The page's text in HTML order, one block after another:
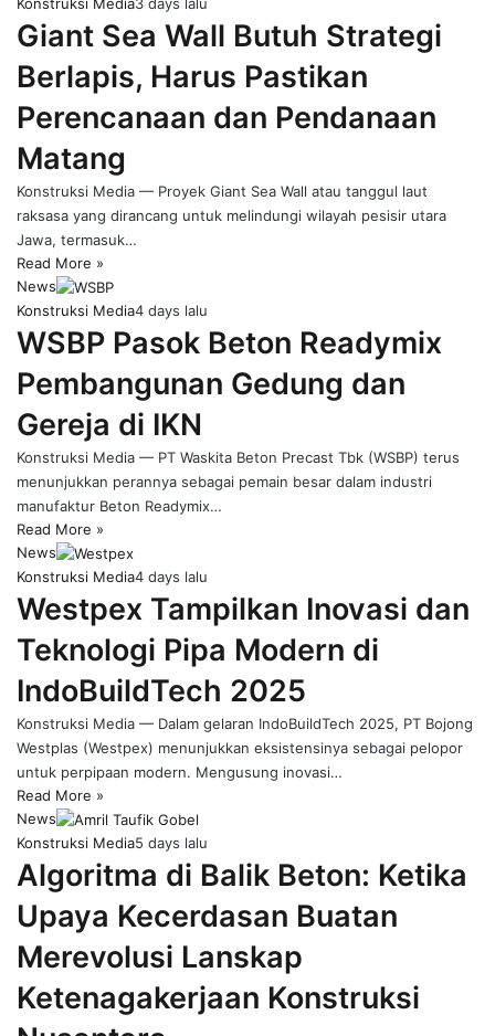
Konstruksi Media3 days lalu
Giant Sea Wall Butuh Strategi
Berlapis, Harus Pastikan
Perencanaan dan Pendanaan
Matang
Konstruksi Media — Proyek Giant Sea Wall atau tanggul laut
raksasa yang dirancang untuk melindungi wilayah pesisir utara
Jawa, termasuk…
Read More »
News
Konstruksi Media4 days lalu
WSBP Pasok Beton Readymix
Pembangunan Gedung dan
Gereja di IKN
Konstruksi Media — PT Waskita Beton Precast Tbk (WSBP) terus
menunjukkan perannya sebagai pemain besar dalam industri
manufaktur Beton Readymix…
Read More »
News
Konstruksi Media4 days lalu
Westpex Tampilkan Inovasi dan
Teknologi Pipa Modern di
IndoBuildTech 2025
Konstruksi Media — Dalam gelaran IndoBuildTech 2025, PT Bojong
Westplas (Westpex) menunjukkan eksistensinya sebagai pelopor
untuk perpipaan modern. Mengusung inovasi…
Read More »
News
Konstruksi Media5 days lalu
Algoritma di Balik Beton: Ketika
Upaya Kecerdasan Buatan
Merevolusi Lanskap
Ketenagakerjaan Konstruksi